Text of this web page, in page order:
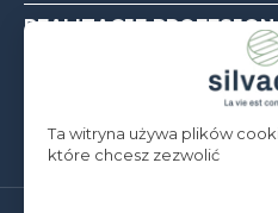
REALIZACJE
Ta witryna używa plików
które chcesz zezwolić